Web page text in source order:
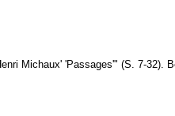
Michaux' 'Passages'" (S. 7-32).